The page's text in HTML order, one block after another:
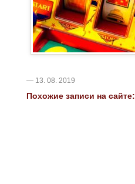
— 13. 08. 2019
Похожие записи на сайте: